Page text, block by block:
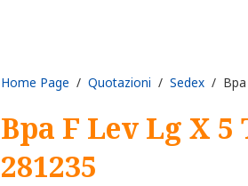
Home Page / Quotazioni / Sedex / Bpa
Bpa F Lev Lg X 5
281235